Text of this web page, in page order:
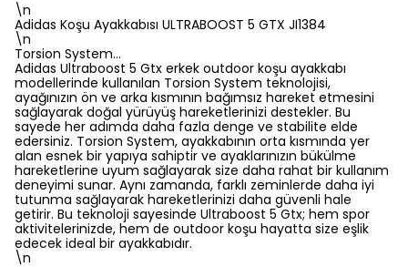
\n
Adidas Koşu Ayakkabısı ULTRABOOST 5 GTX JI1384
\n
Torsion System…
Adidas Ultraboost 5 Gtx erkek outdoor koşu ayakkabı
modellerinde kullanılan Torsion System teknolojisi,
ayağınızın ön ve arka kısmının bağımsız hareket etmesini
sağlayarak doğal yürüyüş hareketlerinizi destekler. Bu
sayede her adımda daha fazla denge ve stabilite elde
edersiniz. Torsion System, ayakkabının orta kısmında yer
alan esnek bir yapıya sahiptir ve ayaklarınızın bükülme
hareketlerine uyum sağlayarak size daha rahat bir kullanım
deneyimi sunar. Aynı zamanda, farklı zeminlerde daha iyi
tutunma sağlayarak hareketlerinizi daha güvenli hale
getirir. Bu teknoloji sayesinde Ultraboost 5 Gtx; hem spor
aktivitelerinizde, hem de outdoor koşu hayatta size eşlik
edecek ideal bir ayakkabıdır.
\n